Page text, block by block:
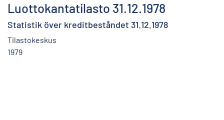
Luottokantatilasto 31.12.1978
Statistik över kreditbeståndet 31.12.1978
Tilastokeskus
1979